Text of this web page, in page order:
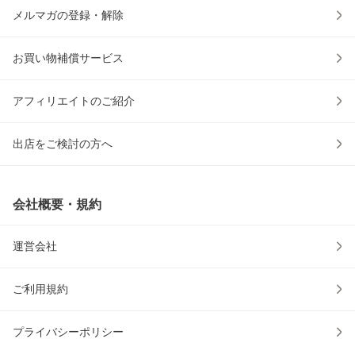
メルマガの登録・解除
お買い物補償サービス
アフィリエイトのご紹介
出店をご検討の方へ
会社概要・規約
運営会社
ご利用規約
プライバシーポリシー